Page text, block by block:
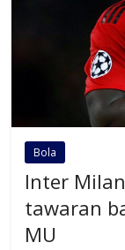
Bola
Inter
tawaran
MU